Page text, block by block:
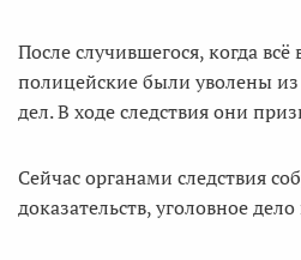
После случившегося, когда
полицейские были уволены
дел. В ходе следствия они
Сейчас органами следствия
доказательств, уголовное